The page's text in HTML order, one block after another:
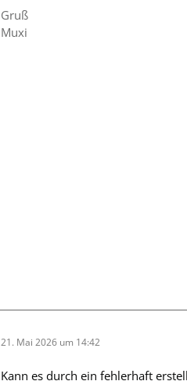
Gruß
Muxi
21. Mai 2026 um 14:42
Kann es durch ein fehlerhaft